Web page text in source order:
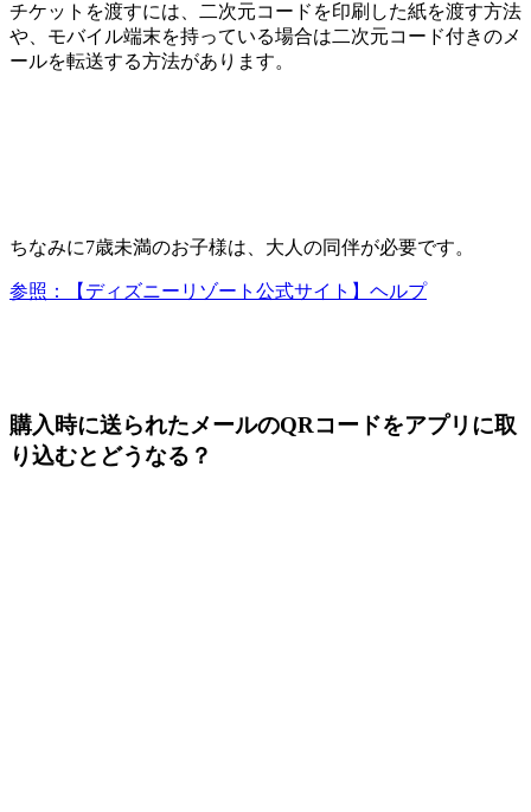
チケットを渡すには、二次元コードを印刷した紙を渡す方法
や、モバイル端末を持っている場合は二次元コード付きのメ
ールを転送する方法があります。
ちなみに7歳未満のお子様は、大人の同伴が必要です。
参照：【ディズニーリゾート公式サイト】ヘルプ
購入時に送られたメールのQRコードをアプリに取
り込むとどうなる？